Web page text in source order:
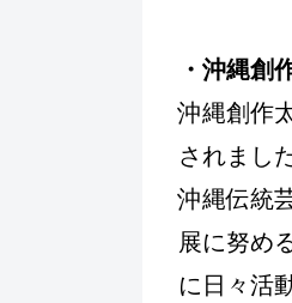
・沖縄創
沖縄創作
されまし
沖縄伝統
展に努め
に日々活